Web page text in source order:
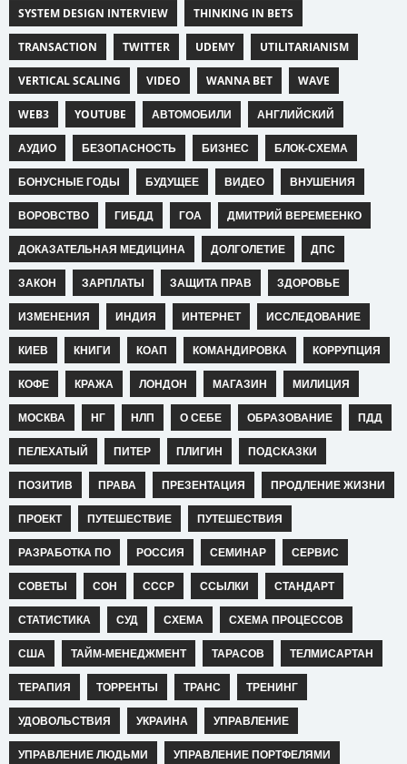
SYSTEM DESIGN INTERVIEW THINKING IN BETS
TRANSACTION TWITTER UDEMY UTILITARIANISM
VERTICAL SCALING VIDEO WANNA BET WAVE
WEB3 YOUTUBE АВТОМОБИЛИ АНГЛИЙСКИЙ
АУДИО БЕЗОПАСНОСТЬ БИЗНЕС БЛОК-СХЕМА
БОНУСНЫЕ ГОДЫ БУДУЩЕЕ ВИДЕО ВНУШЕНИЯ
ВОРОВСТВО ГИБДД ГОА ДМИТРИЙ ВЕРЕМЕЕНКО
ДОКАЗАТЕЛЬНАЯ МЕДИЦИНА ДОЛГОЛЕТИЕ ДПС
ЗАКОН ЗАРПЛАТЫ ЗАЩИТА ПРАВ ЗДОРОВЬЕ
ИЗМЕНЕНИЯ ИНДИЯ ИНТЕРНЕТ ИССЛЕДОВАНИЕ
КИЕВ КНИГИ КОАП КОМАНДИРОВКА КОРРУПЦИЯ
КОФЕ КРАЖА ЛОНДОН МАГАЗИН МИЛИЦИЯ
МОСКВА НГ НЛП О СЕБЕ ОБРАЗОВАНИЕ ПДД
ПЕЛЕХАТЫЙ ПИТЕР ПЛИГИН ПОДСКАЗКИ
ПОЗИТИВ ПРАВА ПРЕЗЕНТАЦИЯ ПРОДЛЕНИЕ ЖИЗНИ
ПРОЕКТ ПУТЕШЕСТВИЕ ПУТЕШЕСТВИЯ
РАЗРАБОТКА ПО РОССИЯ СЕМИНАР СЕРВИС
СОВЕТЫ СОН СССР ССЫЛКИ СТАНДАРТ
СТАТИСТИКА СУД СХЕМА СХЕМА ПРОЦЕССОВ
США ТАЙМ-МЕНЕДЖМЕНТ ТАРАСОВ ТЕЛМИСАРТАН
ТЕРАПИЯ ТОРРЕНТЫ ТРАНС ТРЕНИНГ
УДОВОЛЬСТВИЯ УКРАИНА УПРАВЛЕНИЕ
УПРАВЛЕНИЕ ЛЮДЬМИ УПРАВЛЕНИЕ ПОРТФЕЛЯМИ